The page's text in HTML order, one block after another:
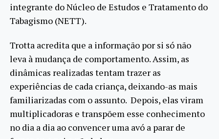
integrante do Núcleo de Estudos e Tratamento do
Tabagismo (NETT).
Trotta acredita que a informação por si só não
leva à mudança de comportamento. Assim, as
dinâmicas realizadas tentam trazer as
experiências de cada criança, deixando-as mais
familiarizadas com o assunto. Depois, elas viram
multiplicadoras e transpõem esse conhecimento
no dia a dia ao convencer uma avó a parar de